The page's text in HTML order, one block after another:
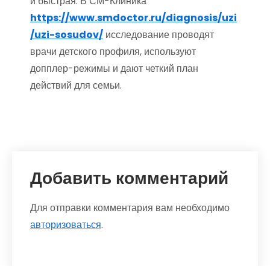
https://www.smdoctor.ru/diagnosis/uzi
/uzi-sosudov/ исследование проводят
врачи детского профиля, используют
допплер-режимы и дают четкий план
действий для семьи.
Добавить комментарий
Для отправки комментария вам необходимо
авторизоваться.